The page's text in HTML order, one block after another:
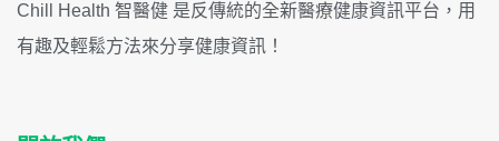
Chill Health 智醫健 是反傳統的全新醫療健康資訊平台，用
有趣及輕鬆方法來分享健康資訊！